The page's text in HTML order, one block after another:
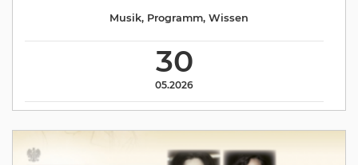
30
05.2026
Musik, Programm, Wissen